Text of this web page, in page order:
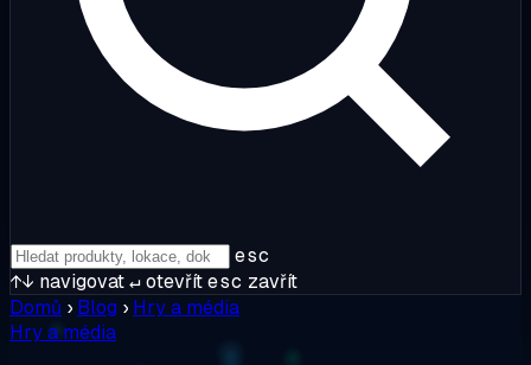
esc
↑↓ navigovat↵otevřítesc zavřít
Domů › Blog › Hry a média
Hry a média